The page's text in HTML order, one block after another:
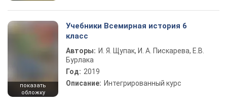
показать
обложку
Учебники Всемирная история 6
класс
Авторы: И. Я. Щупак, И. А. Пискарева, Е.В.
Бурлака
Год: 2019
Описание: Интегрированный курс